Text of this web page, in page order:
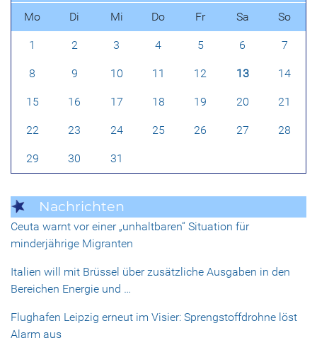
Mo Di Mi Do Fr Sa So
1 2 3 4 5 6 7
8 9 10 11 12 13 14
15 16 17 18 19 20 21
22 23 24 25 26 27 28
29 30 31
Nachrichten
Ceuta warnt vor einer „unhaltbaren“ Situation für
minderjährige Migranten
Italien will mit Brüssel über zusätzliche Ausgaben in den
Bereichen Energie und …
Flughafen Leipzig erneut im Visier: Sprengstoffdrohne löst
Alarm aus